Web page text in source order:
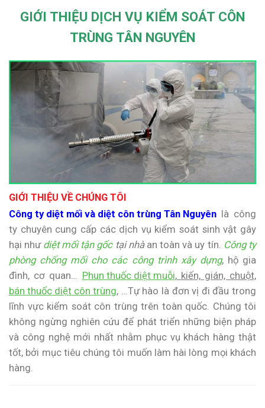
GIỚI THIỆU DỊCH VỤ KIỂM SOÁT CÔN
TRÙNG TÂN NGUYÊN
GIỚI THIỆU VỀ CHÚNG TÔI
Công ty diệt mối và diệt côn trùng Tân Nguyên là công
ty chuyên cung cấp các dịch vụ kiểm soát sinh vật gây
hại như diệt mối tận gốctại nhàan toàn và uy tín. Công ty
phòng chống mối cho các công trình xây dựng, hộ gia
đình, cơ quan… Phun thuốc diệt muỗi, kiến, gián, chuột,
bán thuốc diệt côn trùng, …Tự hào là đơn vị đi đầu trong
lĩnh vực kiểm soát côn trùng trên toàn quốc. Chúng tôi
không ngừng nghiên cứu để phát triển những biện pháp
và công nghệ mới nhất nhằm phục vụ khách hàng thật
tốt, bởi mục tiêu chúng tôi muốn làm hài lòng mọi khách
hàng.